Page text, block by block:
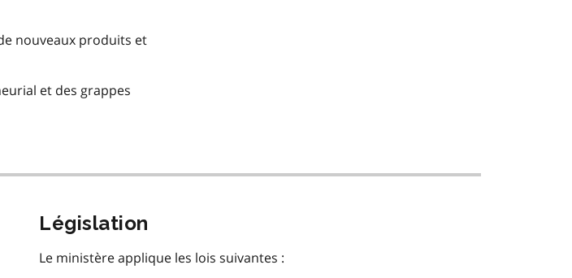
nouveaux produits et
et des grappes
Législation
Le ministère applique les lois suivantes :